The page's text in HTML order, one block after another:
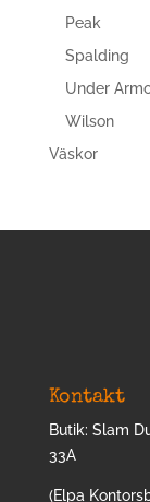
Peak
Spalding
Under
Wilson
Väskor
Kontakt
Butik: Slam
33A
(Elpa